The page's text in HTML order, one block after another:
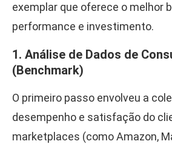
exemplar que oferece o melhor
performance e investimento.
1. Análise de Dados de
(Benchmark)
O primeiro passo envolveu a
desempenho e satisfação do
marketplaces (como Amazon,